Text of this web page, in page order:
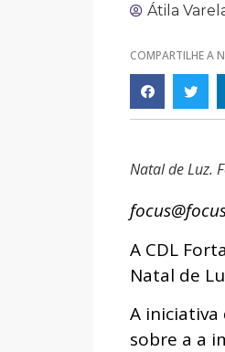
Átila
COMPARTILHE A
Natal de Luz.
A CDL
Natal de
A iniciativa
sobre a a